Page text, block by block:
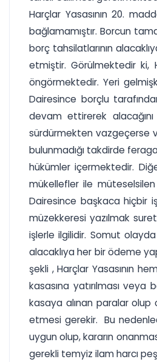
Harçlar Yasasının 20.
bağlamamıştır. Borcun
borç tahsilatlarının
etmiştir. Görülmektedir ki,
öngörmektedir. Yeri
Dairesince borçlu
devam ettirerek
sürdürmekten vazgeçerse
bulunmadığı takdirde
hükümler içermektedir.
mükellefler ile
Dairesince başkaca hiçbir
müzekkeresi yazılmak
işlerle ilgilidir. Somut
alacaklıya her bir ödeme
şekli , Harçlar Yasasının
kasasına yatırılması
kasaya alınan paralar olup
etmesi gerekir. Bu
uygun olup, kararın
gerekli temyiz ilam harcı